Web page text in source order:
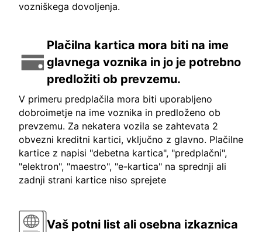
vozniškega dovoljenja.
Plačilna kartica mora biti na ime
glavnega voznika in jo je potrebno
predložiti ob prevzemu.
V primeru predplačila mora biti uporabljeno
dobroimetje na ime voznika in predloženo ob
prevzemu. Za nekatera vozila se zahtevata 2
obvezni kreditni kartici, vključno z glavno. Plačilne
kartice z napisi "debetna kartica", "predplačni",
"elektron", "maestro", "e-kartica" na sprednji ali
zadnji strani kartice niso sprejete
Vaš potni list ali osebna izkaznica